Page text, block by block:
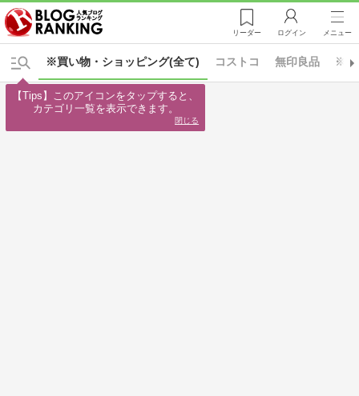
リーダー ログイン メニュー
※買い物・ショッピング(全て) ※生
コストコ 無印良品
【Tips】このアイコンをタップすると、
カテゴリ一覧を表示できます。
閉じる